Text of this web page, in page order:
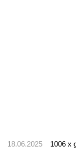
18.06.2025 1006 x